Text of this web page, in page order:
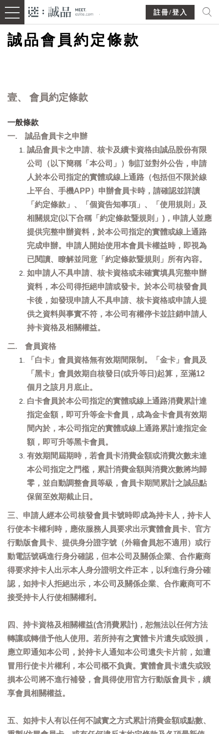
註冊/登入
誠品會員約定條款
壹、 會員約定條款
一般條款
一. 誠品會員卡之申辦
誠品會員卡之申請、核卡及續卡資格由誠品股份有限
公司（以下簡稱「本公司」）制訂並對外公告，申請
人於本公司指定的實體或線上通路（包括但不限於線
上平台、手機APP）申辦會員卡時，請確認並詳讀
「約定條款」、「個資告知事項」、「使用規則」及
相關規定(以下合稱「約定條款暨規則」)，申請人並應
提供完整申辦資料，於本公司指定的實體或線上通路
完成申辦。申請人開始使用本會員卡權益時，即視為
已閱讀、瞭解並同意「約定條款暨規則」所有內容。
如申請人不具申請、核卡資格或未確實填具完整申辦
資料，本公司得拒絕申請或發卡。於本公司核發會員
卡後，如發現申請人不具申請、核卡資格或申請人提
供之資料與事實不符，本公司有權停卡並註銷申請人
持卡資格及相關權益。
二. 會員資格
「白卡」會員資格無有效期間限制。「金卡」會員及
「黑卡」會員效期自核發日(或升等日)起算，至滿12
個月之該月月底止。
白卡會員於本公司指定的實體或線上通路消費累計達
指定金額，即可升等金卡會員，成為金卡會員有效期
間內於，本公司指定的實體或線上通路累計達指定金
額，即可升等黑卡會員。
有效期間屆期時，若會員卡消費金額或消費次數未達
本公司指定之門檻，累計消費金額與消費次數將均歸
零，並自動調整會員等級，會員卡期間累計之誠品點
保留至效期截止日。
三、申請人經本公司核發會員卡號時即成為持卡人，持卡人
行使本卡權利時，應依服務人員要求出示實體會員卡、官方
行動版會員卡、提供身分證字號（外籍會員恕不適用）或行
動電話號碼進行身分確認，但本公司及關係企業、合作廠商
得要求持卡人出示本人身分證明文件正本，以利進行身分確
認，如持卡人拒絕出示，本公司及關係企業、合作廠商可不
接受持卡人行使相關權利。
四、持卡資格及相關權益(含消費累計)，恕無法以任何方法
轉讓或轉借予他人使用。若所持有之實體卡片遺失或毀損，
應立即通知本公司，於持卡人通知本公司遺失卡片前，如遭
冒用行使卡片權利，本公司概不負責。實體會員卡遺失或毀
損本公司將不進行補發，會員得使用官方行動版會員卡，續
享會員相關權益。
五、如持卡人有以任何不誠實之方式累計消費金額或點數、